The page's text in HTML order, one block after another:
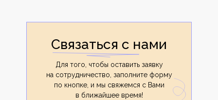
Связаться с нами
Для того, чтобы оставить заявку
на сотрудничество, заполните форму
по кнопке, и мы свяжемся с Вами
в ближайшее время!